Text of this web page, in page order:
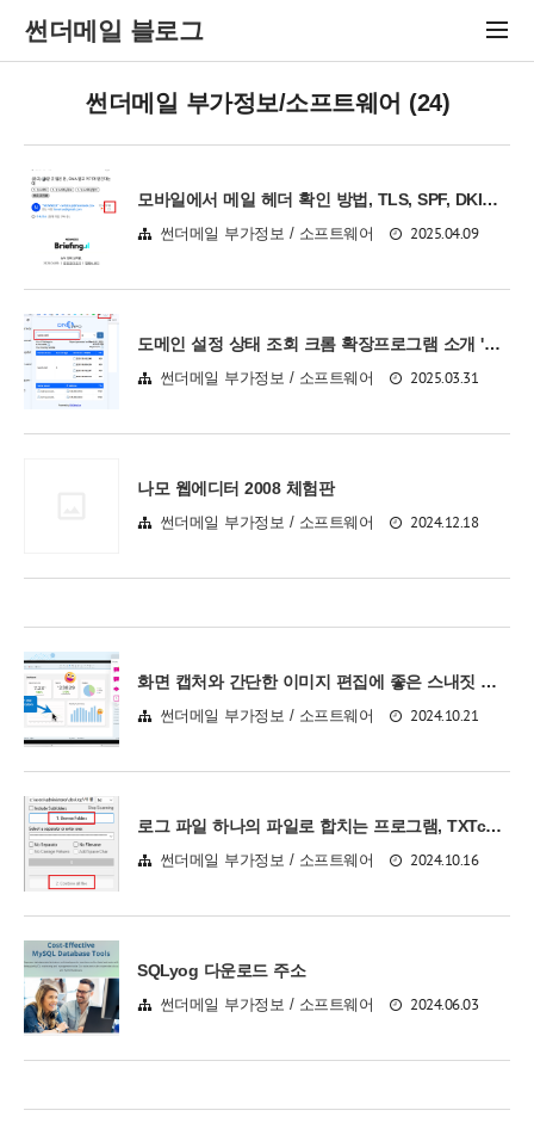
썬더메일 블로그
썬더메일 부가정보/소프트웨어 (24)
모바일에서 메일 헤더 확인 방법, TLS, SPF, DKIM, DMARC 확인 가능
썬더메일 부가정보 / 소프트웨어 2025.04.09
도메인 설정 상태 조회 크롬 확장프로그램 소개 'DNS Info'
썬더메일 부가정보 / 소프트웨어 2025.03.31
나모 웹에디터 2008 체험판
썬더메일 부가정보 / 소프트웨어 2024.12.18
화면 캡처와 간단한 이미지 편집에 좋은 스내짓 소개, Snagit 무료 사용 가능
썬더메일 부가정보 / 소프트웨어 2024.10.21
로그 파일 하나의 파일로 합치는 프로그램, TXTcollector 2.0.2
썬더메일 부가정보 / 소프트웨어 2024.10.16
SQLyog 다운로드 주소
썬더메일 부가정보 / 소프트웨어 2024.06.03